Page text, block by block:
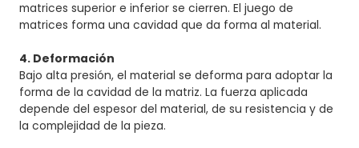
matrices superior e inferior se cierren. El juego de
matrices forma una cavidad que da forma al material.
4. Deformación
Bajo alta presión, el material se deforma para adoptar la
forma de la cavidad de la matriz. La fuerza aplicada
depende del espesor del material, de su resistencia y de
la complejidad de la pieza.